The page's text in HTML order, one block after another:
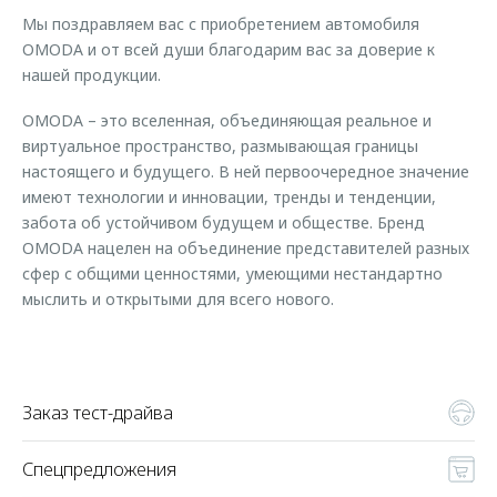
Страхование
Кредитный калькулятор
Оригинальные аксессуары
Запчасти
Трейд-ин
Калькулятор трейд-ин
Клиентская поддержка
O&J Автоклуб
Аксессуары
Одежда и сувениры
Оригинальные аксессуары
Запчасти
Обратная связь
Мы поздравляем вас с приобретением автомобиля
OMODA и от всей души благодарим вас за доверие к
нашей продукции.
OMODA – это вселенная, объединяющая реальное и
виртуальное пространство, размывающая границы
настоящего и будущего. В ней первоочередное значение
имеют технологии и инновации, тренды и тенденции,
забота об устойчивом будущем и обществе. Бренд
OMODA нацелен на объединение представителей разных
сфер с общими ценностями, умеющими нестандартно
мыслить и открытыми для всего нового.
Заказ тест-драйва
Спецпредложения